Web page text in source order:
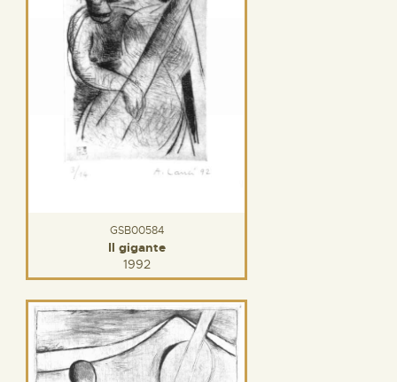
GSB00584
Il gigante
1992